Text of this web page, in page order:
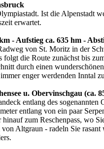
Ist die Alpenstadt
erwartet.
- Aufstieg ca. 635 hm -
von St. Moritz in der
folgt die Route zunächst bis
durch einen
enger werdenden Inntal
u. Obervinschgau (ca.
entlang des
entlang von ein paar
zum Reschenpass, wo
Altgraun - radeln Sie